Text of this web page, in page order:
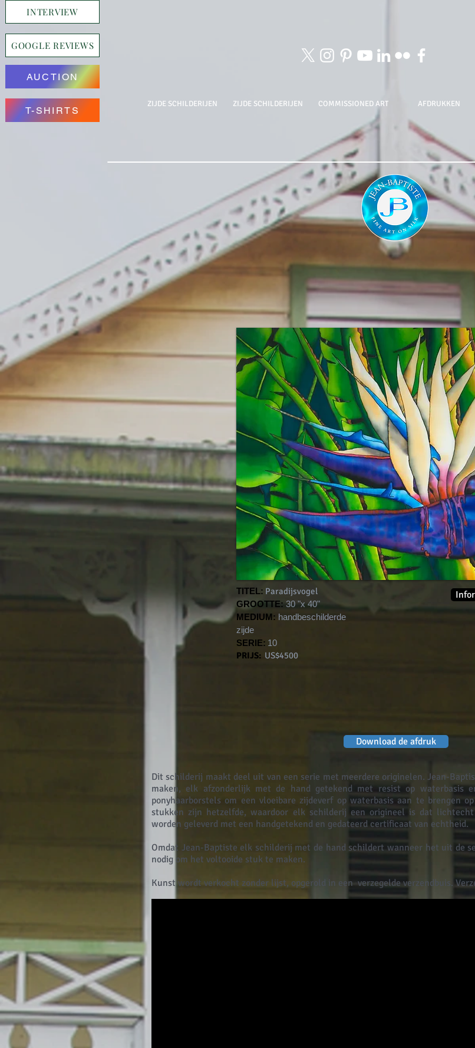
INTERVIEW
GOOGLE REVIEWS
AUCTION
T-SHIRTS
ZIJDE SCHILDERIJEN ZIJDE SCHILDERIJEN COMMISSIONED ART AFDRUKKEN
TITEL: Paradijsvogel
GROOTTE: 30 "x 40"
MEDIUM: handbeschilderde
zijde
SERIE: 10
PRIJS: US$4500
Download de afdruk
Dit schilderij maakt deel uit van een serie met meerdere originelen. Jean-
maken, elk afzonderlijk met de hand getekend met resist op waterbasis
ponyhaarborstels om een vloeibare zijdeverf op waterbasis aan te brengen
stukken zijn hetzelfde, waardoor elk schilderij een origineel is dat
worden geleverd met een handgetekend en gedateerd certificaat van echtheid.
Omdat Jean-Baptiste elk schilderij met de hand schildert wanneer het uit de
nodig om het voltooide stuk te maken.
Kunst wordt verkocht zonder lijst, opgerold in een verzegelde verzendbuis.